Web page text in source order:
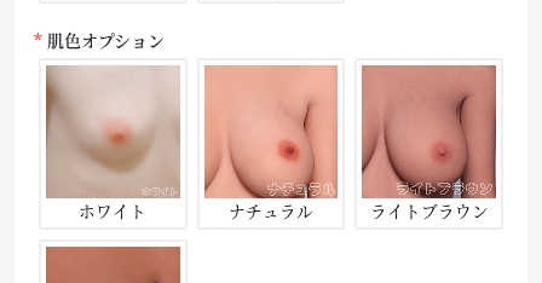
肌色オプション
ホワイト ナチュラル ライトブラウン